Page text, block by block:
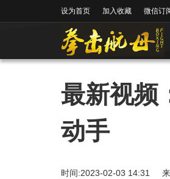
设为首页 加入收藏 微信订
最新视频
动手
时间:2023-02-03 14:31